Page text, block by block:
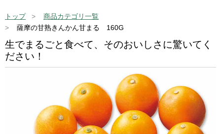
トップ
商品カテゴリ一覧
薩摩の甘熟きんかん甘まる 160G
生でまるごと食べて、そのおいしさに驚いてく
ださい！